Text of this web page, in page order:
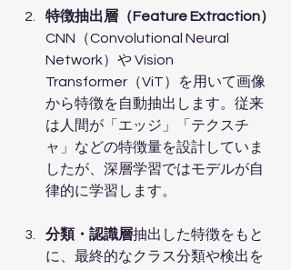
特徴抽出層（Feature Extraction）
CNN（Convolutional Neural
Network）や Vision
Transformer（ViT）を用いて画像
から特徴を自動抽出します。従来
は人間が「エッジ」「テクスチ
ャ」などの特徴量を設計していま
したが、深層学習ではモデルが自
律的に学習します。
分類・認識層抽出した特徴をもと
に、最終的なクラス分類や検出を